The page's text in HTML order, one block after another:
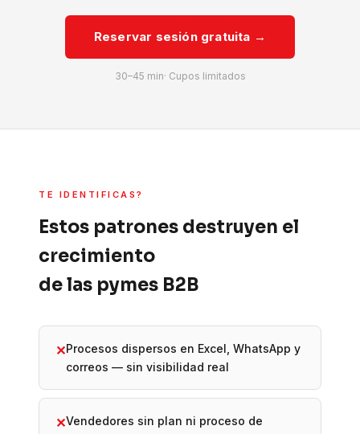
Reservar sesión gratuita →
30–45 min· Cupos limitados
TE IDENTIFICAS?
Estos patrones destruyen el
crecimiento
de las pymes B2B
✕Procesos dispersos en Excel, WhatsApp y
correos — sin visibilidad real
✕Vendedores sin plan ni proceso de